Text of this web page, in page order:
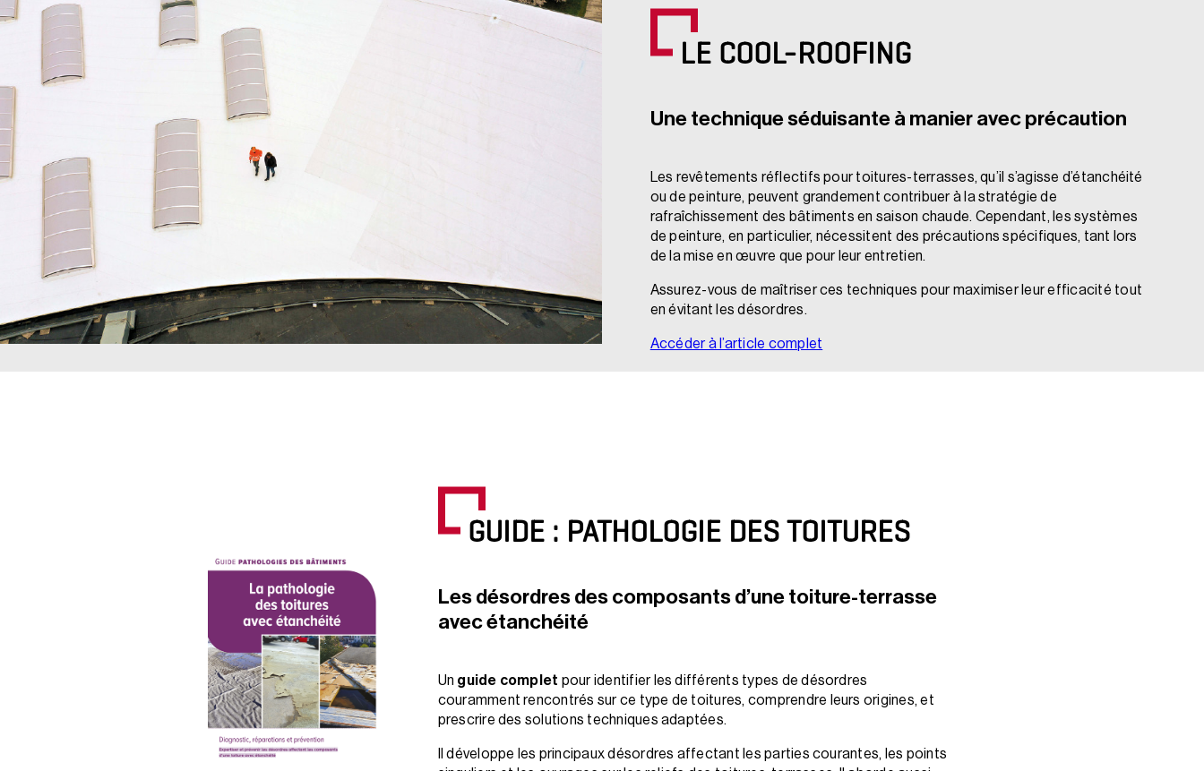
LE COOL-ROOFING
Une technique séduisante à manier avec précaution
Les revêtements réflectifs pour toitures-terrasses, qu’il s’agisse d’étanchéité
ou de peinture, peuvent grandement contribuer à la stratégie de
rafraîchissement des bâtiments en saison chaude. Cependant, les systèmes
de peinture, en particulier, nécessitent des précautions spécifiques, tant lors
de la mise en œuvre que pour leur entretien.
Assurez-vous de maîtriser ces techniques pour maximiser leur efficacité tout
en évitant les désordres.
Accéder à l’article complet
GUIDE : PATHOLOGIE DES TOITURES
Les désordres des composants d’une toiture-terrasse
avec étanchéité
Un guide complet pour identifier les différents types de désordres
couramment rencontrés sur ce type de toitures, comprendre leurs origines, et
prescrire des solutions techniques adaptées.
Il développe les principaux désordres affectant les parties courantes, les points